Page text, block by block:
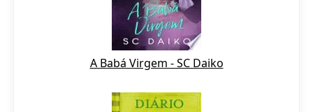
A Babá Virgem - SC Daiko